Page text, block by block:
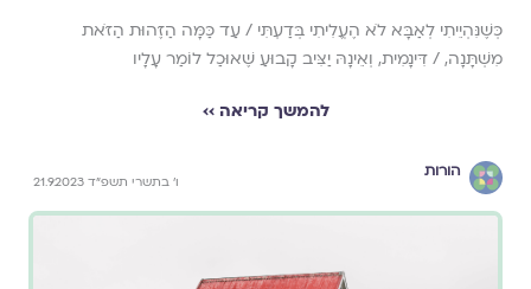
כְּשֶׁנִּהְיֵיתִי לְאַבָּא לֹא הֶעֱלִיתִי בְּדַעְתִּי / עַד כַּמָּה הַזֶּהוּת הַזֹּאת
מִשְׁתָּנָה, / דִּינָמִית, וְאֵינָהּ יַצִּיב קָבוּעַ שֶׁאוּכַל לוֹמַר עָלָיו
להמשך קריאה ››
הורות
ו׳ בתשרי תשפ״ד 21.9.2023